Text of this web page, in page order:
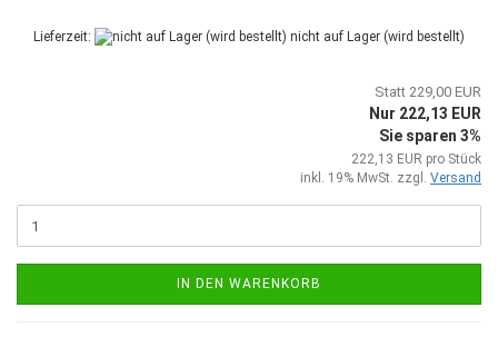
Lieferzeit: nicht auf Lager (wird bestellt)
Statt 229,00 EUR
Nur 222,13 EUR
Sie sparen 3%
222,13 EUR pro Stück
inkl. 19% MwSt. zzgl. Versand
IN DEN WARENKORB